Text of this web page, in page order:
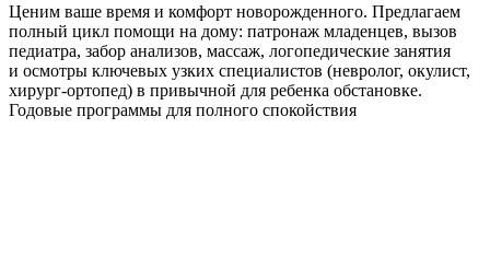
Ценим ваше время и комфорт новорожденного. Предлагаем
полный цикл помощи на дому: патронаж младенцев, вызов
педиатра, забор анализов, массаж, логопедические занятия
и осмотры ключевых узких специалистов (невролог, окулист,
хирург-ортопед) в привычной для ребенка обстановке.
Годовые программы для полного спокойствия